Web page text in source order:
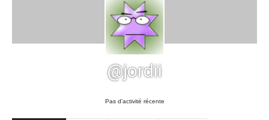
@jordii
Pas d’activité récente